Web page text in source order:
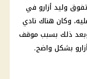
وليد أزارو في
وكان هناك نادي
ذلك بسبب موقف
بشكل واضح.